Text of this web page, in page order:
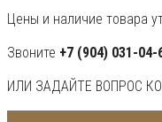
ПГК-10
(150
м
Цены и наличие товара
Звоните +7 (904) 031-04-
ИЛИ ЗАДАЙТЕ ВОПРОС